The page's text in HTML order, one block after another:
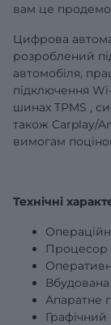
вам це
Цифрова
розроблений
автомобіля,
підключення
шинах TPMS ,
також Carplay/
вимогам
Технічні
Процесор
Вбудована
Апаратне